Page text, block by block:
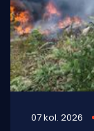
07 kol. 2026